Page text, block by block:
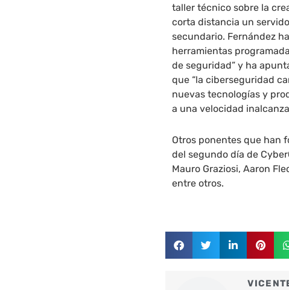
taller técnico sobre la
corta distancia un
secundario. Fernández
herramientas
de seguridad” y ha
que “la ciberseguridad
nuevas tecnologías y
a una velocidad
Otros ponentes que han
del segundo día de
Mauro Graziosi, Aaron
entre otros.